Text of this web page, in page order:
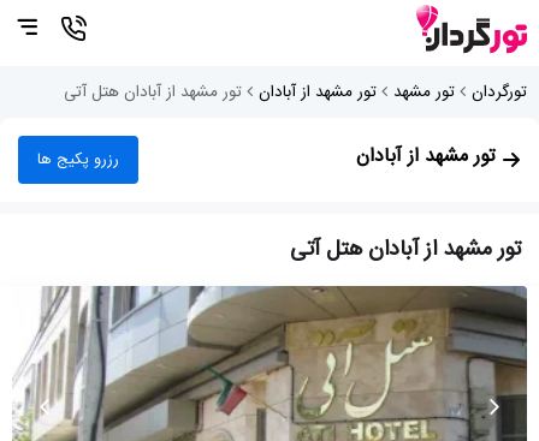
تورگردان تور مشهد تور مشهد از آبادان تور مشهد از آبادان هتل آتی
تور مشهد از آبادان رزرو پکیج ها
تور مشهد از آبادان هتل آتی